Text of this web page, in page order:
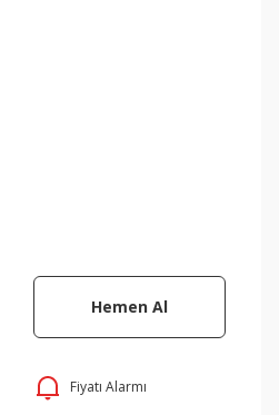
Hemen Al
Fiyatı Alarmı